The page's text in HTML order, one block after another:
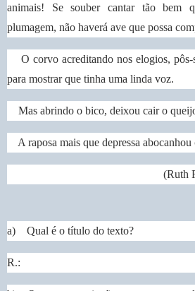
animais! Se souber cantar tão bem
plumagem, não haverá ave que possa
O corvo acreditando nos elogios, pôs-
para mostrar que tinha uma linda voz.
Mas abrindo o bico, deixou cair o
A raposa mais que depressa
(Ruth
a) Qual é o título do texto?
R.: